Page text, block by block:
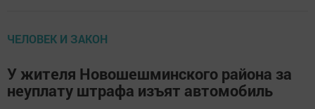
ЧЕЛОВЕК И ЗАКОН
У жителя Новошешминского района за
неуплату штрафа изъят автомобиль